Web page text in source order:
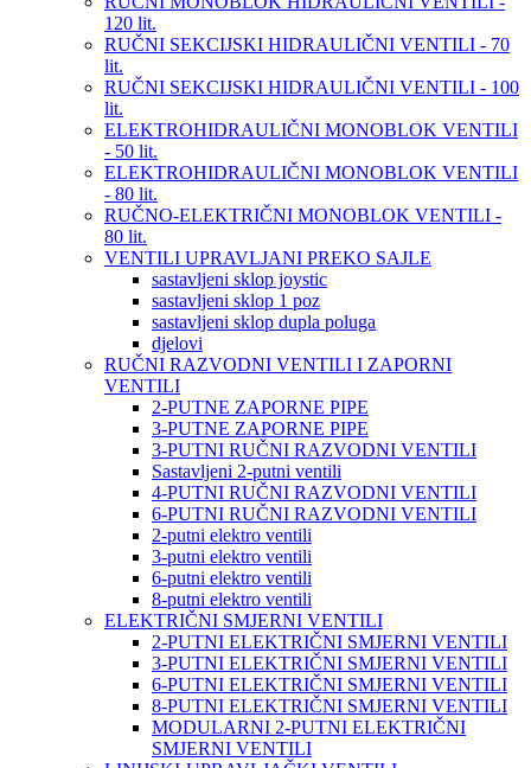
120 lit.
RUČNI SEKCIJSKI HIDRAULIČNI VENTILI - 70
lit.
RUČNI SEKCIJSKI HIDRAULIČNI VENTILI - 100
lit.
ELEKTROHIDRAULIČNI MONOBLOK VENTILI
- 50 lit.
ELEKTROHIDRAULIČNI MONOBLOK VENTILI
- 80 lit.
RUČNO-ELEKTRIČNI MONOBLOK VENTILI -
80 lit.
VENTILI UPRAVLJANI PREKO SAJLE
sastavljeni sklop joystic
sastavljeni sklop 1 poz
sastavljeni sklop dupla poluga
djelovi
RUČNI RAZVODNI VENTILI I ZAPORNI
VENTILI
2-PUTNE ZAPORNE PIPE
3-PUTNE ZAPORNE PIPE
3-PUTNI RUČNI RAZVODNI VENTILI
Sastavljeni 2-putni ventili
4-PUTNI RUČNI RAZVODNI VENTILI
6-PUTNI RUČNI RAZVODNI VENTILI
2-putni elektro ventili
3-putni elektro ventili
6-putni elektro ventili
8-putni elektro ventili
ELEKTRIČNI SMJERNI VENTILI
2-PUTNI ELEKTRIČNI SMJERNI VENTILI
3-PUTNI ELEKTRIČNI SMJERNI VENTILI
6-PUTNI ELEKTRIČNI SMJERNI VENTILI
8-PUTNI ELEKTRIČNI SMJERNI VENTILI
MODULARNI 2-PUTNI ELEKTRIČNI
SMJERNI VENTILI